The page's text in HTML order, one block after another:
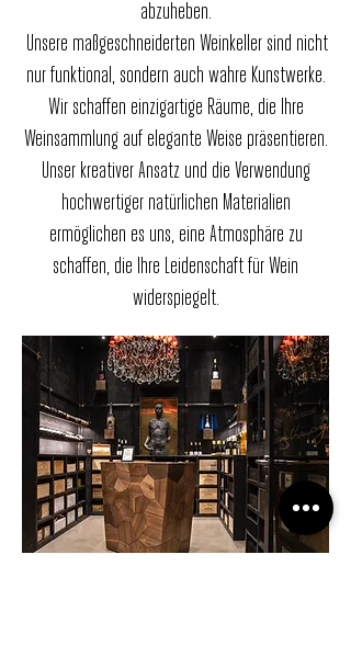
abzuheben.
Unsere maßgeschneiderten Weinkeller sind nicht
nur funktional, sondern auch wahre Kunstwerke.
Wir schaffen einzigartige Räume, die Ihre
Weinsammlung auf elegante Weise präsentieren.
Unser kreativer Ansatz und die Verwendung
hochwertiger natürlichen Materialien
ermöglichen es uns, eine Atmosphäre zu
schaffen, die Ihre Leidenschaft für Wein
widerspiegelt.